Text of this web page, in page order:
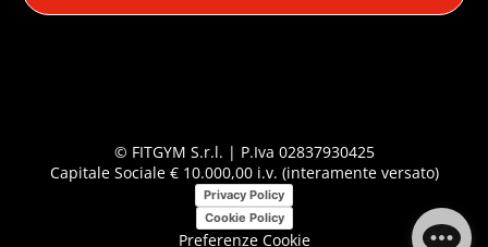
© FITGYM S.r.l. | P.Iva 02837930425
Capitale Sociale € 10.000,00 i.v. (interamente versato)
Privacy Policy
Cookie Policy
Preferenze Cookie